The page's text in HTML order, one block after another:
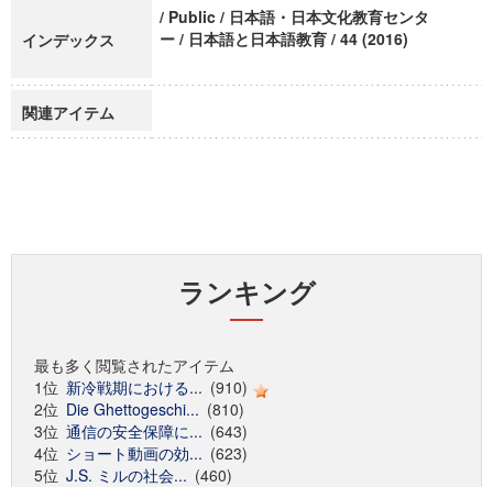
インデックス
/ Public / 日本語・日本文化教育センタ
ー / 日本語と日本語教育 / 44 (2016)
関連アイテム
ランキング
最も多く閲覧されたアイテム
1位 新冷戦期における... (910)
2位 Die Ghettogeschi... (810)
3位 通信の安全保障に... (643)
4位 ショート動画の効... (623)
5位 J.S. ミルの社会... (460)